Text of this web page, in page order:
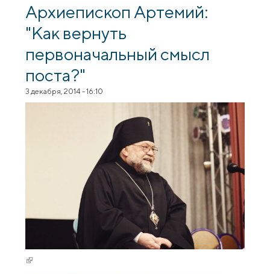
Архиепископ Артемий:
"Как вернуть
первоначальный смысл
поста?"
3 декабря, 2014 - 16:10
(внешняя ссылка)